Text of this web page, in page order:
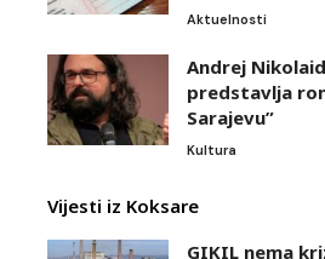
Aktuelnosti
Andrej
predstavlja
Sarajevu”
Kultura
Vijesti iz Koksare
GIKIL nema